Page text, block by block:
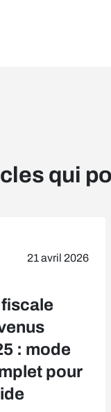
qui
21 avril 2026
: mode
pour